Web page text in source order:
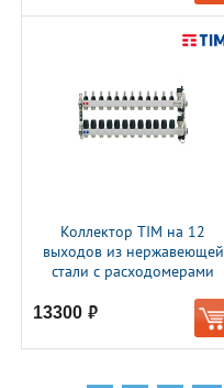
Коллектор TIM на 12
выходов из нержавеющей
стали с расходомерами
13300 руб.